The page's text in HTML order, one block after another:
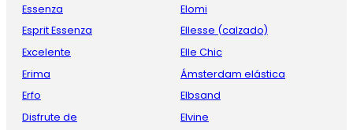
Essenza
Esprit Essenza
Excelente
Erima
Erfo
Disfrute de
Elomi
Ellesse (calzado)
Elle Chic
Ámsterdam elástica
Elbsand
Elvine